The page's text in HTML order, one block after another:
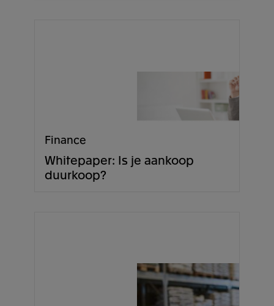
Finance
Whitepaper: Is je aankoop
duurkoop?